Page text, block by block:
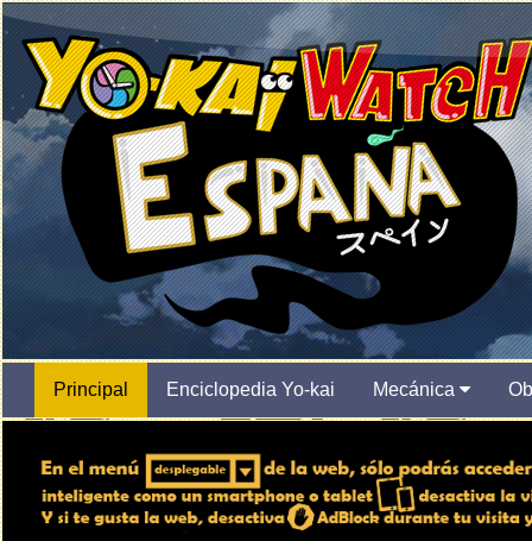
Principal Enciclopedia Yo-kai Mecánica